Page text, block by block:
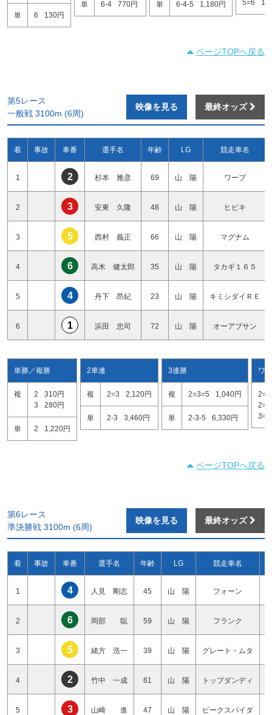
単 6 130円
単 6-4 770円 単 6-4-5 1,180円 5=6
ページTOPへ戻る
第5レース
一般戦 3100m (6周)
映像を見る 最終オッズ
着 事故 車番 選手名 年齢 LG 競走車名
1 2 杉本 雅彦 69 山 陽 ワープ
2 3 安東 久隆 48 山 陽 ヒビキ
3 5 西村 義正 66 山 陽 マグナム
4 6 高木 健太郎 35 山 陽 タカギ１６５
5 4 丹下 昂紀 23 山 陽 キミシダイＲＥ
6 1 浜田 忠司 72 山 陽 オーアブサン
単勝／複勝
複 2
310円
3
280円
単 2 1,220円
2車連
複 2=3 2,120円
単 2-3 3,460円
3連勝
複 2=3=5 1,040円
単 2-3-5 6,330円
ワ
2=3
2=5
3=5
ページTOPへ戻る
第6レース
準決勝戦 3100m (6周)
映像を見る 最終オッズ
着 事故 車番 選手名 年齢 LG 競走車名
1 4 人見 剛志 45 山 陽 フォーン
2 6 岡部 聡 59 山 陽 フランク
3 5 緒方 浩一 39 山 陽 グレート・ムタ
4 2 竹中 一成 61 山 陽 トップダンディ
5 3 山崎 進 47 山 陽 ピークスパイダ